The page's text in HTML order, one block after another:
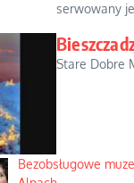
serwowany
Stare Dobre